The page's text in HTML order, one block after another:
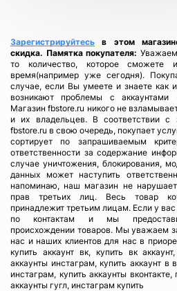
Зарегистрируйтесь
в этом
скидка. Памятка покупателя:
то количество, которое сможете
время(например уже сегодня).
случае, если Вы умеете и знаете как
возникают проблемы с
Магазин fbstore.ru никого не
и их владельцев. В соответствии с
fbstore.ru в свою очередь, покупает
сортирует по запрашиваемым
ответственности за содержание
случае уничтожения, блокирования,
данных может наступить
напоминаю, наш магазин не
прав третьих лиц. Весь товар
принадлежит третьим лицам. Если у
по контактам и мы
происхождении товаров. Мы уважаем
нас и наших клиентов для нас в
купить аккаунт вк, купить вк
аккаунты инстаграм, купить аккаунт в
инстаграм, купить аккаунты
аккаунты гугл, инстаграм купить